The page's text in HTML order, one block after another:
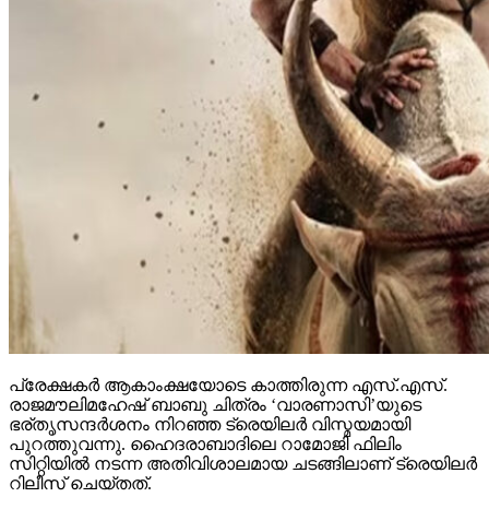
പ്രേക്ഷകര്‍ ആകാംക്ഷയോടെ കാത്തിരുന്ന എസ്.എസ്.
രാജമൗലിമഹേഷ് ബാബു ചിത്രം ‘വാരണാസി’യുടെ
ഭര്തൃസന്ദര്‍ശനം നിറഞ്ഞ ട്രെയിലര്‍ വിസ്മയമായി
പുറത്തുവന്നു. ഹൈദരാബാദിലെ റാമോജി ഫിലിം
സിറ്റിയില്‍ നടന്ന അതിവിശാലമായ ചടങ്ങിലാണ് ട്രെയിലര്‍
റിലീസ് ചെയ്തത്.